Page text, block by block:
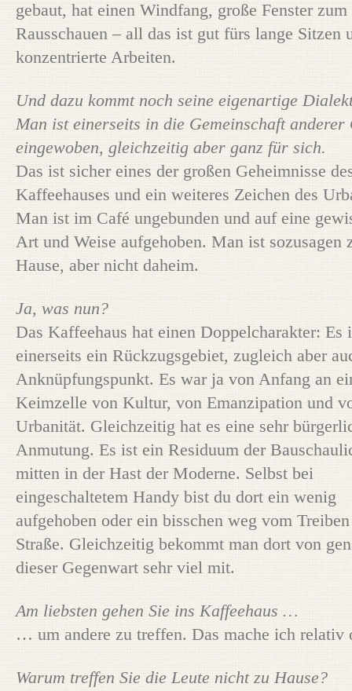
gebaut, hat einen Windfang, große Fenster zum
Rausschauen – all das ist gut fürs lange Sitzen
konzentrierte Arbeiten.
Und dazu kommt noch seine eigenartige
Man ist einerseits in die Gemeinschaft anderer
eingewoben, gleichzeitig aber ganz für sich.
Das ist sicher eines der großen Geheimnisse
Kaffeehauses und ein weiteres Zeichen des
Man ist im Café ungebunden und auf eine
Art und Weise aufgehoben. Man ist sozusagen
Hause, aber nicht daheim.
Ja, was nun?
Das Kaffeehaus hat einen Doppelcharakter: Es
einerseits ein Rückzugsgebiet, zugleich aber
Anknüpfungspunkt. Es war ja von Anfang an
Keimzelle von Kultur, von Emanzipation und
Urbanität. Gleichzeitig hat es eine sehr
Anmutung. Es ist ein Residuum der
mitten in der Hast der Moderne. Selbst bei
eingeschaltetem Handy bist du dort ein wenig
aufgehoben oder ein bisschen weg vom
Straße. Gleichzeitig bekommt man dort von
dieser Gegenwart sehr viel mit.
Am liebsten gehen Sie ins Kaffeehaus …
… um andere zu treffen. Das mache ich relativ
Warum treffen Sie die Leute nicht zu Hause?